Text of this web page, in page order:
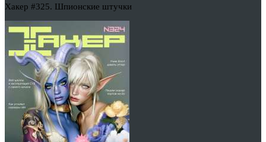
Хакер #325. Шпионские штучки